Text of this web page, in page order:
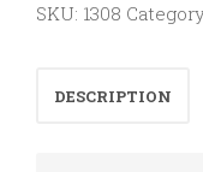
Ecoles
SKU: 1308
DESCRIPTION